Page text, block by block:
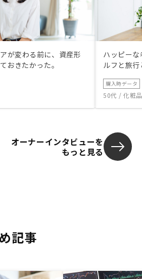
が変わる前に、資産形
おきたかった。
ハッピー
ルフと旅
購入時データ
50代 / 化粧
オーナーインタビューを
もっと見る
記事